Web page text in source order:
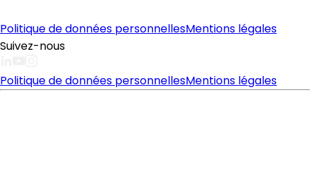
Politique de données personnellesMentions légales
Suivez-nous
Politique de données personnellesMentions légales